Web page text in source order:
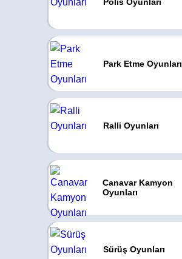
Park Etme Oyunları
Ralli Oyunları
Canavar Kamyon
Oyunları
Sürüş Oyunları